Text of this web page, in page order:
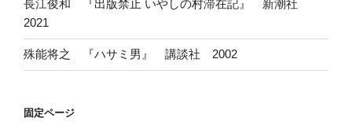
長江俊和 『出版禁止 いやしの村滞在記』 新潮社
2021
殊能将之 『ハサミ男』 講談社 2002
固定ページ